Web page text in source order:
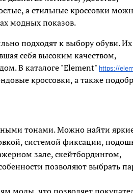
а стильные кроссовки
модных показов.
подходят к выбору обуви. Их
себя высоким качеством,
В каталоге "Element" https://
кроссовки, а также
тонами. Можно найти
системой фиксации,
зале, скейтбордингом,
позволяют выбрать